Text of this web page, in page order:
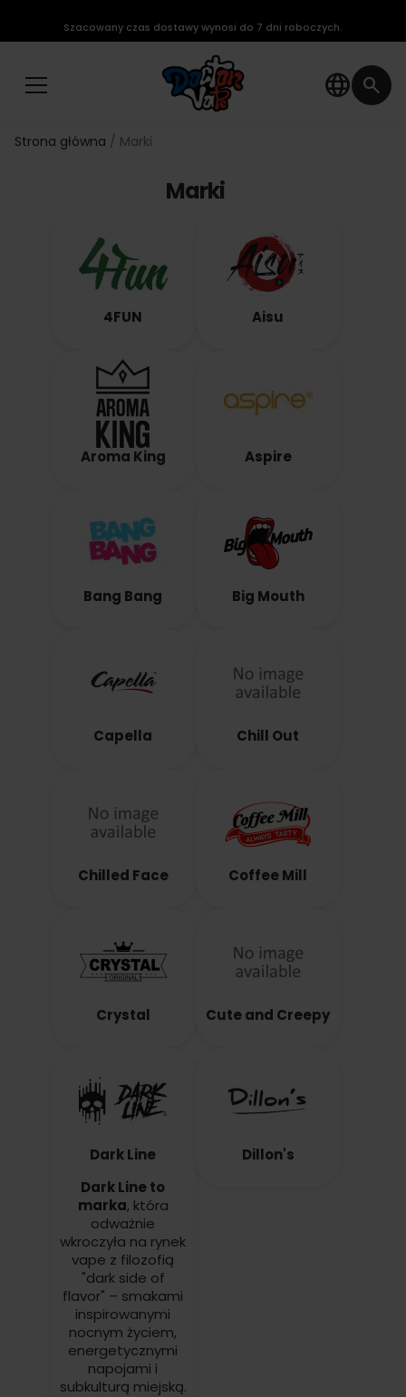
language search
Szacowany czas dostawy wynosi do 7 dni roboczych.
Strona główna Marki
Marki
4FUN Aisu
Aroma King Aspire
Bang Bang Big Mouth
Capella Chill Out
Chilled Face Coffee Mill
Crystal Cute and Creepy
Dark Line
Dark Line to
marka, która
odważnie
wkroczyła na rynek
vape z filozofią
"dark side of
flavor" – smakami
inspirowanymi
nocnym życiem,
energetycznymi
napojami i
subkulturą miejską.
Dillon's